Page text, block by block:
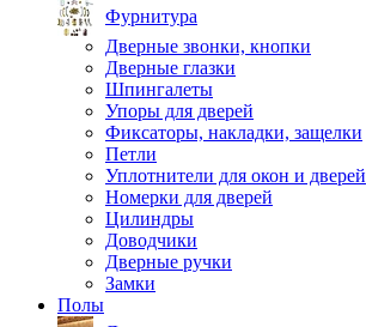
Фурнитура
Дверные звонки, кнопки
Дверные глазки
Шпингалеты
Упоры для дверей
Фиксаторы, накладки, защелки
Петли
Уплотнители для окон и дверей
Номерки для дверей
Цилиндры
Доводчики
Дверные ручки
Замки
Полы